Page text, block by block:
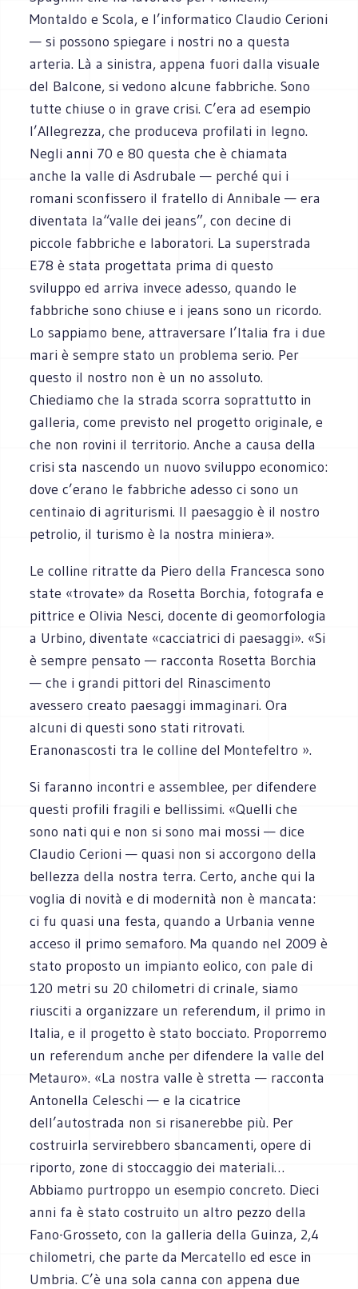
Montaldo e Scola, e l’informatico Claudio Cerioni
— si possono spiegare i nostri no a questa
arteria. Là a sinistra, appena fuori dalla visuale
del Balcone, si vedono alcune fabbriche. Sono
tutte chiuse o in grave crisi. C’era ad esempio
l’Allegrezza, che produceva profilati in legno.
Negli anni 70 e 80 questa che è chiamata
anche la valle di Asdrubale — perché qui i
romani sconfissero il fratello di Annibale — era
diventata la“valle dei jeans”, con decine di
piccole fabbriche e laboratori. La superstrada
E78 è stata progettata prima di questo
sviluppo ed arriva invece adesso, quando le
fabbriche sono chiuse e i jeans sono un ricordo.
Lo sappiamo bene, attraversare l’Italia fra i due
mari è sempre stato un problema serio. Per
questo il nostro non è un no assoluto.
Chiediamo che la strada scorra soprattutto in
galleria, come previsto nel progetto originale, e
che non rovini il territorio. Anche a causa della
crisi sta nascendo un nuovo sviluppo economico:
dove c’erano le fabbriche adesso ci sono un
centinaio di agriturismi. Il paesaggio è il nostro
petrolio, il turismo è la nostra miniera».
Le colline ritratte da Piero della Francesca sono
state «trovate» da Rosetta Borchia, fotografa e
pittrice e Olivia Nesci, docente di geomorfologia
a Urbino, diventate «cacciatrici di paesaggi». «Si
è sempre pensato — racconta Rosetta Borchia
— che i grandi pittori del Rinascimento
avessero creato paesaggi immaginari. Ora
alcuni di questi sono stati ritrovati.
Eranonascosti tra le colline del Montefeltro ».
Si faranno incontri e assemblee, per difendere
questi profili fragili e bellissimi. «Quelli che
sono nati qui e non si sono mai mossi — dice
Claudio Cerioni — quasi non si accorgono della
bellezza della nostra terra. Certo, anche qui la
voglia di novità e di modernità non è mancata:
ci fu quasi una festa, quando a Urbania venne
acceso il primo semaforo. Ma quando nel 2009 è
stato proposto un impianto eolico, con pale di
120 metri su 20 chilometri di crinale, siamo
riusciti a organizzare un referendum, il primo in
Italia, e il progetto è stato bocciato. Proporremo
un referendum anche per difendere la valle del
Metauro». «La nostra valle è stretta — racconta
Antonella Celeschi — e la cicatrice
dell’autostrada non si risanerebbe più. Per
costruirla servirebbero sbancamenti, opere di
riporto, zone di stoccaggio dei materiali…
Abbiamo purtroppo un esempio concreto. Dieci
anni fa è stato costruito un altro pezzo della
Fano-Grosseto, con la galleria della Guinza, 2,4
chilometri, che parte da Mercatello ed esce in
Umbria. C’è una sola canna con appena due